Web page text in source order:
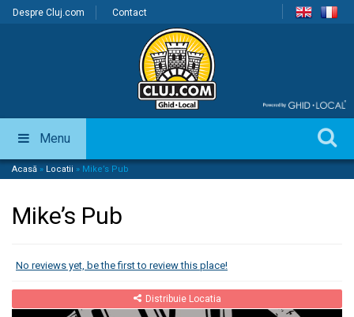
Despre Cluj.com Contact
Menu
Acasă » Locatii » Mike’s Pub
Mike’s Pub
No reviews yet, be the first to review this place!
Distribuie Locatia